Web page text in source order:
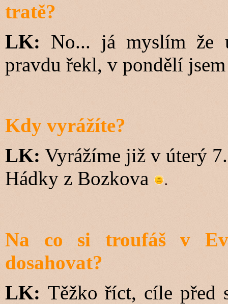
tratě?
LK: No... já myslím že
pravdu řekl, v pondělí
Kdy vyrážíte?
LK: Vyrážíme již v úterý
Hádky z Bozkova
.
Na co si troufáš v
dosahovat?
LK: Těžko říct, cíle před